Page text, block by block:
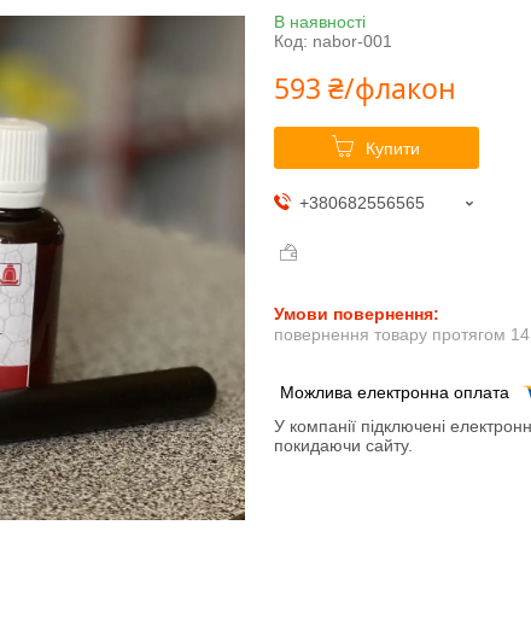
В наявності
Код: nabor-001
593 ₴/флакон
Купити
+380682556565
повернення товару протягом 14
У компанії підключені
покидаючи сайту.